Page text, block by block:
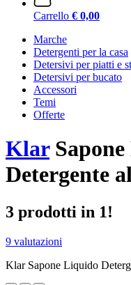
Carrello € 0,00
Marche
Detergenti per la casa
Detersivi per piatti e
Detersivi per bucato
Accessori
Temi
Offerte
Klar
Detergente
3 prodotti in 1!
9 valutazioni
Klar Sapone Liquido